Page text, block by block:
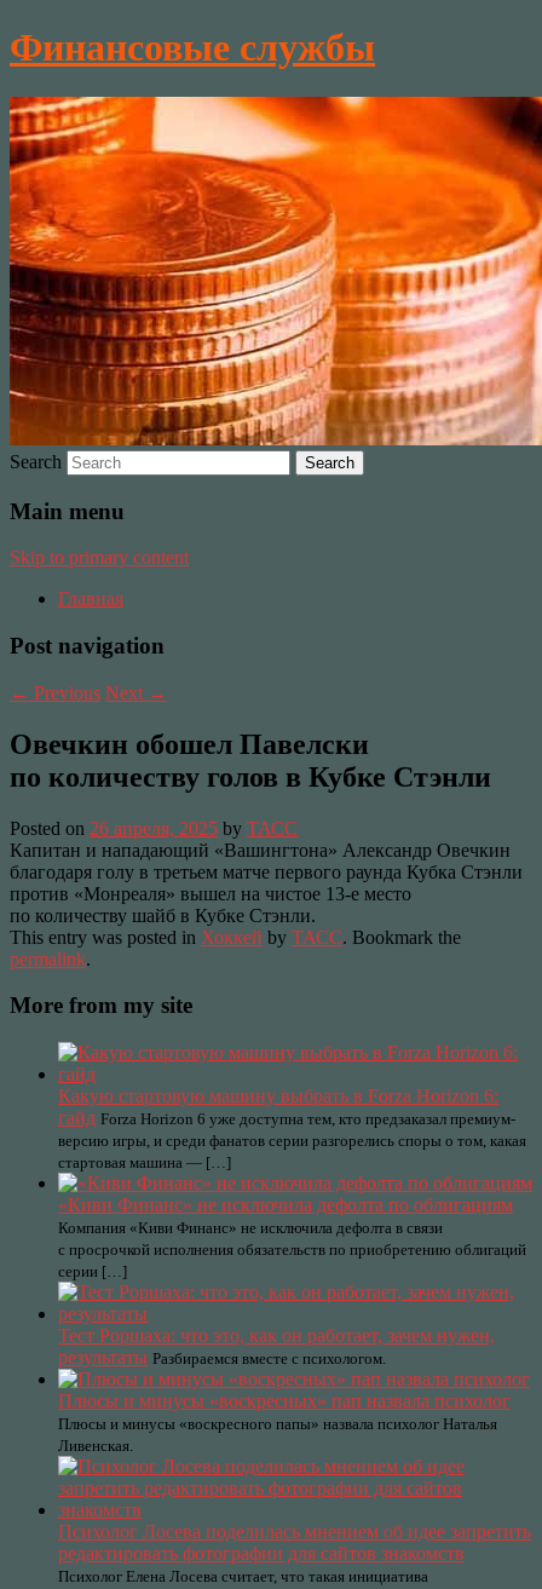
Финансовые службы
Search
Main menu
Skip to primary content
Главная
Post navigation
← Previous Next →
Овечкин обошел Павелски
по количеству голов в Кубке Стэнли
Posted on 26 апреля, 2025 by ТАСС
Капитан и нападающий «Вашингтона» Александр Овечкин
благодаря голу в третьем матче первого раунда Кубка Стэнли
против «Монреаля» вышел на чистое 13-е место
по количеству шайб в Кубке Стэнли.
This entry was posted in Хоккей by ТАСС. Bookmark the
permalink.
More from my site
Какую стартовую машину выбрать в Forza Horizon 6:
гайд Forza Horizon 6 уже доступна тем, кто предзаказал премиум-
версию игры, и среди фанатов серии разгорелись споры о том, какая
стартовая машина — […]
«Киви Финанс» не исключила дефолта по облигациям
Компания «Киви Финанс» не исключила дефолта в связи
с просрочкой исполнения обязательств по приобретению облигаций
серии […]
Тест Роршаха: что это, как он работает, зачем нужен,
результаты Разбираемся вместе с психологом.
Плюсы и минусы «воскресных» пап назвала психолог
Плюсы и минусы «воскресного папы» назвала психолог Наталья
Ливенская.
Психолог Лосева поделилась мнением об идее запретить
редактировать фотографии для сайтов знакомств
Психолог Елена Лосева считает, что такая инициатива